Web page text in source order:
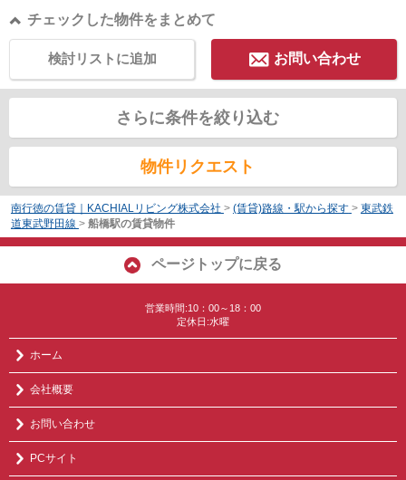
チェックした物件をまとめて
お問い合わせ
検討リストに追加
さらに条件を絞り込む
物件リクエスト
南行徳の賃貸｜KACHIALリビング株式会社 > (賃貸)路線・駅から探す > 東武鉄
道東武野田線 > 船橋駅の賃貸物件
ページトップに戻る
営業時間:10：00～18：00
定休日:水曜
ホーム
会社概要
お問い合わせ
PCサイト